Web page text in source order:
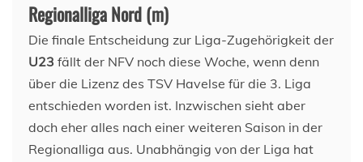
Regionalliga Nord (m)
Die finale Entscheidung zur Liga-Zugehörigkeit der
U23 fällt der NFV noch diese Woche, wenn denn
über die Lizenz des TSV Havelse für die 3. Liga
entschieden worden ist. Inzwischen sieht aber
doch eher alles nach einer weiteren Saison in der
Regionalliga aus. Unabhängig von der Liga hat